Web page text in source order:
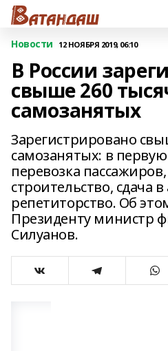
Новости 12 НОЯБРЯ 2019, 06:10
В России
свыше 260
самозанятых
Зарегистрировано
самозанятых: в
перевозка
строительство, сдача
репетиторство. Об
Президенту министр
Силуанов.